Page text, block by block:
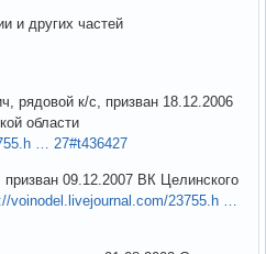
и других частей
рядовой к/с, призван 18.12.2006
области
… 27#t436427
09.12.2007 ВК Целинского
voinodel.livejournal.com/23755.h …